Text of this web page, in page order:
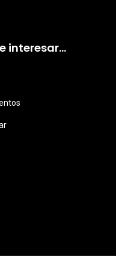
interesar…